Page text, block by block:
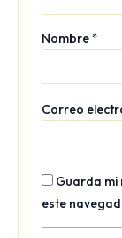
Nombre*
Correo
Guarda mi
este